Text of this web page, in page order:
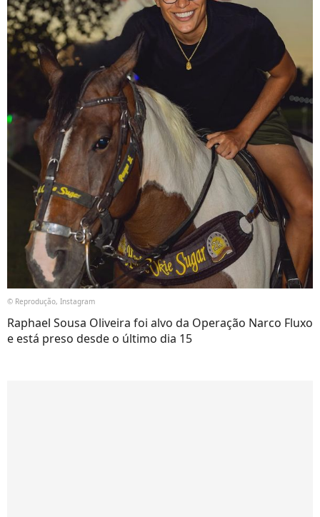
© Reprodução, Instagram
Raphael Sousa Oliveira foi alvo da Operação Narco Fluxo
e está preso desde o último dia 15